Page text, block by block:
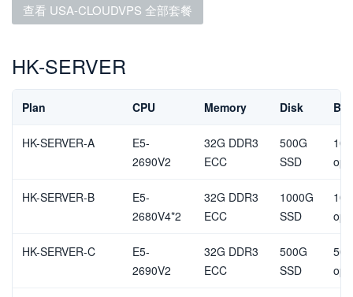
查看 USA-CLOUDVPS 全部套餐
HK-SERVER
Plan CPU Memory Disk
HK-SERVER-A
E5-
2690V2
32G DDR3
ECC
500G
SSD
HK-SERVER-B
E5-
2680V4*2
32G DDR3
ECC
1000G
SSD
HK-SERVER-C
E5-
2690V2
32G DDR3
ECC
500G
SSD